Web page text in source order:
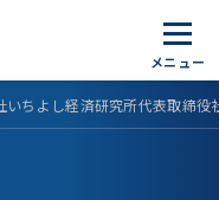
ちよし経済研究所代表取締